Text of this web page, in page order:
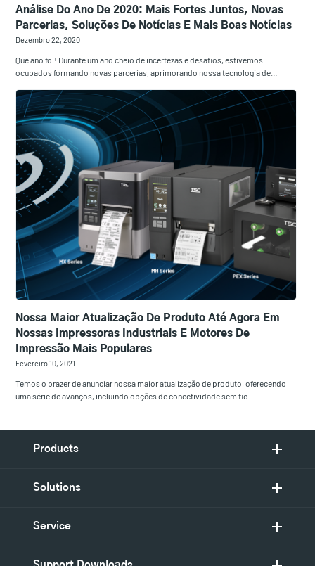
Análise Do Ano De 2020: Mais Fortes Juntos, Novas
Parcerias, Soluções De Notícias E Mais Boas Notícias
Dezembro 22, 2020
Que ano foi! Durante um ano cheio de incertezas e desafios, estivemos
ocupados formando novas parcerias, aprimorando nossa tecnologia de…
Nossa Maior Atualização De Produto Até Agora Em
Nossas Impressoras Industriais E Motores De
Impressão Mais Populares
Fevereiro 10, 2021
Temos o prazer de anunciar nossa maior atualização de produto, oferecendo
uma série de avanços, incluindo opções de conectividade sem fio…
Products
Solutions
Service